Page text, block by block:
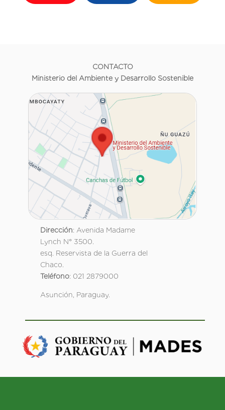
CONTACTO
Ministerio del Ambiente y Desarrollo Sostenible
Dirección: Avenida Madame
Lynch N° 3500.
esq. Reservista de la Guerra del
Chaco.
Teléfono: 021 2879000
Asunción, Paraguay.